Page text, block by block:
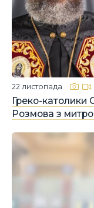
Греко-католики
Розмова з
22 листопада